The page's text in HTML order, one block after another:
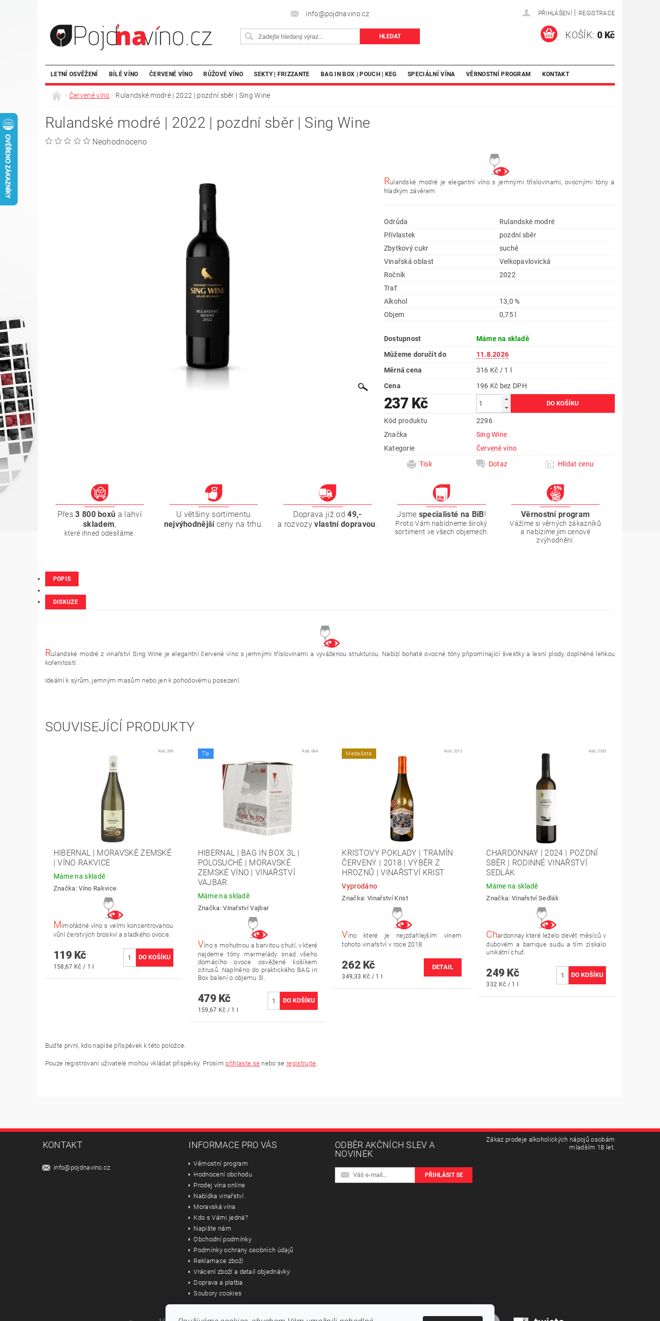
info@pojdnavino.cz PŘIHLÁŠENÍ | REGISTRACE
KOŠÍK: 0 Kč
LETNÍ OSVĚŽENÍ BÍLÉ VÍNO ČERVENÉ VÍNO RŮŽOVÉ VÍNO SEKTY | FRIZZANTE BAG IN BOX | POUCH | KEG SPECIÁLNÍ VÍNA VĚRNOSTNÍ PROGRAM KONTAKT
Červené víno Rulandské modré | 2022 | pozdní sběr | Sing Wine
Rulandské modré | 2022 | pozdní sběr | Sing Wine
Neohodnoceno
Rulandské modré je elegantní víno s jemnými tříslovinami, ovocnými tóny a
hladkým závěrem
Odrůda
Rulandské modré
Přívlastek
pozdní sběr
Zbytkový cukr
suché
Vinařská oblast
Velkopavlovická
Ročník
2022
Trať
Alkohol
13,0 %
Objem
0,75 l
Dostupnost
Máme na skladě
Můžeme doručit do
11.8.2026
Měrná cena
316 Kč / 1 l
Cena
196 Kč bez DPH
237 Kč
Kód produktu
2296
Značka
Sing Wine
Kategorie
Červené víno
Tisk
Dotaz Hlídat cenu
Přes3 800 boxů a lahví
skladem,
které ihned odesíláme.
U většiny sortimentu
nejvýhodnějšíceny na trhu.
Doprava již od49,-
a rozvozyvlastní dopravou.
Jsme specialisté na BiB!
Proto Vám nabídneme široký
sortiment ve všech objemech.
Věrnostní program
Vážíme si věrných zákazníků
a nabízíme jim cenové
zvýhodnění.
POPIS
DISKUZE
Rulandské modré z vinařství Sing Wine je elegantní červené víno s jemnými tříslovinami a vyváženou strukturou. Nabízí bohaté ovocné tóny připomínající švestky a lesní plody, doplněné lehkou
kořenitostí.
Ideální k sýrům, jemným masům nebo jen k pohodovému posezení.
SOUVISEJÍCÍ PRODUKTY
Kód:296
HIBERNAL | MORAVSKÉ ZEMSKÉ
| VÍNO RAKVICE
Máme na skladě
Značka:Víno Rakvice
Mimořádné víno s velmi koncentrovanou
vůní čerstvých broskví a sladkého ovoce.
119 Kč
158,67 Kč / 1 l
Tip Kód:684
HIBERNAL | BAG IN BOX 3L |
POLOSUCHÉ | MORAVSKÉ
ZEMSKÉ VÍNO | VINAŘSTVÍ
VAJBAR
Máme na skladě
Značka:Vinařství Vajbar
Víno s mohutnou a barvitou chutí, v které
najdeme tóny marmelády snad všeho
domácího ovoce osvěžené košíkem
citrusů. Naplněno do praktického BAG in
Box balení o objemu 3l.
479 Kč
159,67 Kč / 1 l
Medailista Kód: 2212
KRISTOVY POKLADY | TRAMÍN
ČERVENÝ | 2018 | VÝBĚR Z
HROZNŮ | VINAŘSTVÍ KRIST
Vyprodáno
Značka:Vinařství Krist
Víno které je nejzdařilejším vínem
tohoto vinařství v roce 2018.
262 Kč
349,33 Kč / 1 l
DETAIL
Kód:2333
CHARDONNAY | 2024 | POZDNÍ
SBĚR | RODINNÉ VINAŘSTVÍ
SEDLÁK
Máme na skladě
Značka: Vinařství Sedlák
Chardonnay které leželo devět měsíců v
dubovém a barrique sudu a tím získalo
unikátní chuť.
249 Kč
332 Kč / 1 l
Buďte první, kdo napíše příspěvek k této položce.
Pouze registrovaní uživatelé mohou vkládat příspěvky. Prosím přihlaste se nebo se registrujte
KONTAKT
info@pojdnavino.cz
INFORMACE PRO VÁS
Věrnostní program
Hodnocení obchodu
Prodej vína online
Nabídka vinařství
Moravská vína
Kdo s Vámi jedná?
Napište nám
Obchodní podmínky
Podmínky ochrany osobních údajů
Reklamace zboží
Vrácení zboží a detail objednávky
Doprava a platba
Soubory cookies
ODBĚR AKČNÍCH SLEV A
NOVINEK
Zákaz prodeje alkoholických nápojů osobám
mladším 18 let.